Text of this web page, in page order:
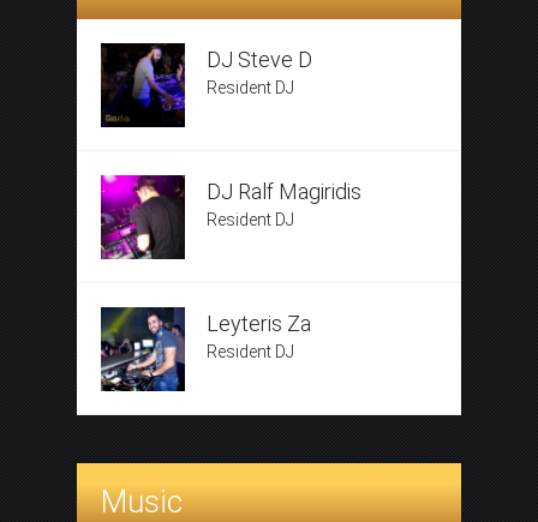
DJ Steve D
Resident DJ
DJ Ralf Magiridis
Resident DJ
Leyteris Za
Resident DJ
Music